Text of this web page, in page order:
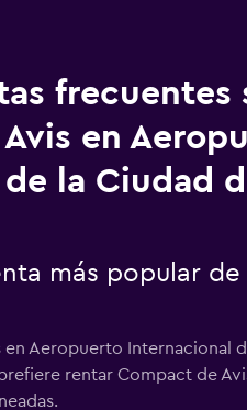
frecuentes
en
de la Ciudad
más popular
Aeropuerto
rentar Compact de